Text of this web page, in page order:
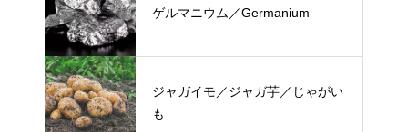
ゲルマニウム／Germanium
ジャガイモ／ジャガ芋／じゃがい
も